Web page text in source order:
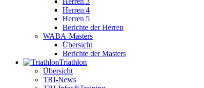
Herren 4
Herren 5
Berichte der Herren
WABA-Masters
Übersicht
Berichte der Masters
Triathlon
Übersicht
TRI-News